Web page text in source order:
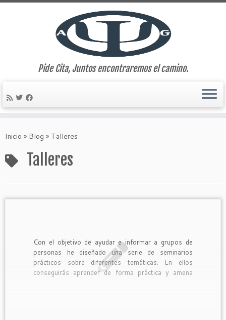
Pide Cita, Juntos encontraremos el camino.
Inicio » Blog » Talleres
Talleres
Con el objetivo de ayudar e informar a grupos de
personas he diseñado una serie de seminarios
prácticos sobre diferentes temáticas. En ellos
conseguirás aprender de forma práctica y amena